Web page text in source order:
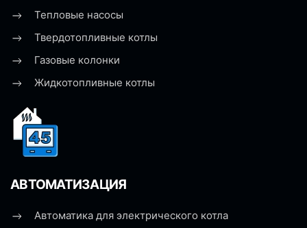
Тепловые насосы
Твердотопливные котлы
Газовые колонки
Жидкотопливные котлы
АВТОМАТИЗАЦИЯ
Автоматика для электрического котла